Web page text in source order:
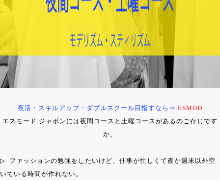
夜活・スキルアップ・ダブルスクール目指すなら⇒ ESMOD
エスモード ジャポンには夜間コースと土曜コースがあるのご存じです
か。
▷ ファッションの勉強をしたいけど、仕事が忙しくて夜か週末以外空
いている時間が作れない。